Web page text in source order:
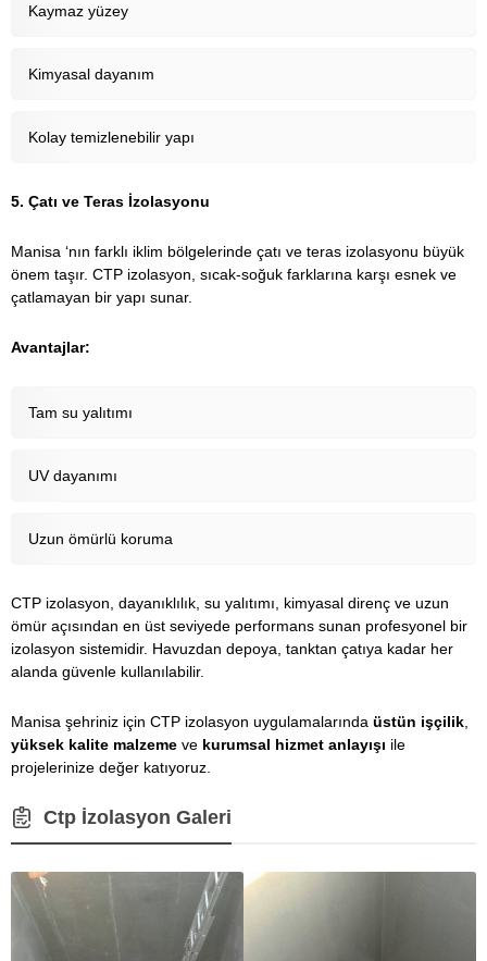
Kaymaz yüzey
Kimyasal dayanım
Kolay temizlenebilir yapı
5. Çatı ve Teras İzolasyonu
Manisa ‘nın farklı iklim bölgelerinde çatı ve teras izolasyonu büyük
önem taşır. CTP izolasyon, sıcak-soğuk farklarına karşı esnek ve
çatlamayan bir yapı sunar.
Avantajlar:
Tam su yalıtımı
UV dayanımı
Uzun ömürlü koruma
CTP izolasyon, dayanıklılık, su yalıtımı, kimyasal direnç ve uzun
ömür açısından en üst seviyede performans sunan profesyonel bir
izolasyon sistemidir. Havuzdan depoya, tanktan çatıya kadar her
alanda güvenle kullanılabilir.
Manisa şehriniz için CTP izolasyon uygulamalarında üstün işçilik
yüksek kalite malzeme ve kurumsal hizmet anlayışı ile
projelerinize değer katıyoruz.
Ctp İzolasyon Galeri